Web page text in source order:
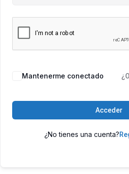
Mantenerme conectado
Acceder
¿No tienes una cuenta?